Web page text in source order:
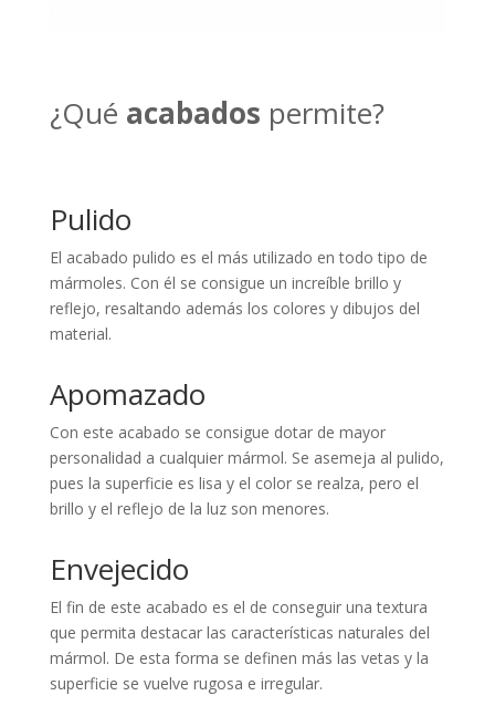
¿Qué acabados permite?
Pulido
El acabado pulido es el más utilizado en todo tipo de
mármoles. Con él se consigue un increíble brillo y
reflejo, resaltando además los colores y dibujos del
material.
Apomazado
Con este acabado se consigue dotar de mayor
personalidad a cualquier mármol. Se asemeja al pulido,
pues la superficie es lisa y el color se realza, pero el
brillo y el reflejo de la luz son menores.
Envejecido
El fin de este acabado es el de conseguir una textura
que permita destacar las características naturales del
mármol. De esta forma se definen más las vetas y la
superficie se vuelve rugosa e irregular.